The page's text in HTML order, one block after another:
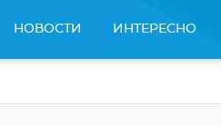
НОВОСТИ ИНТЕРЕСНО